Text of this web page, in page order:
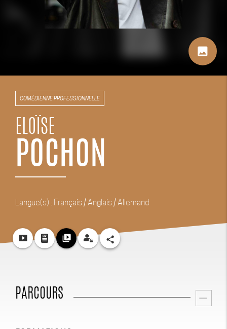
image
COMÉDIENNE PROFESSIONNELLE
ELOÏSE
POCHON
Langue(s) : Français / Anglais / Allemand
smart_display video_library share
PARCOURS remove